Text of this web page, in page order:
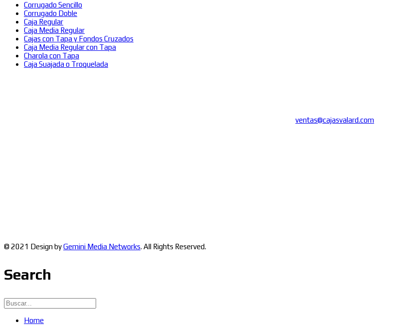
Corrugado Sencillo
Corrugado Doble
Caja Regular
Caja Media Regular
Cajas con Tapa y Fondos Cruzados
Caja Media Regular con Tapa
Charola con Tapa
Caja Suajada o Troquelada
ventas@cajasvalard.com
© 2021 Design byGemini Media Networks. All Rights Reserved.
Search
Home